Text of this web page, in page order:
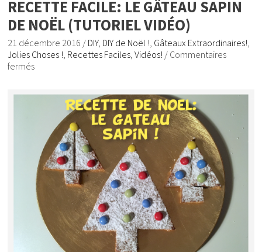
RECETTE FACILE: LE GÂTEAU SAPIN
DE NOËL (TUTORIEL VIDÉO)
21 décembre 2016 / DIY, DIY de Noël ! Gâteaux Extraordinaires!
Jolies Choses ! Recettes Faciles ,Vidéos! / Commentaires
fermés